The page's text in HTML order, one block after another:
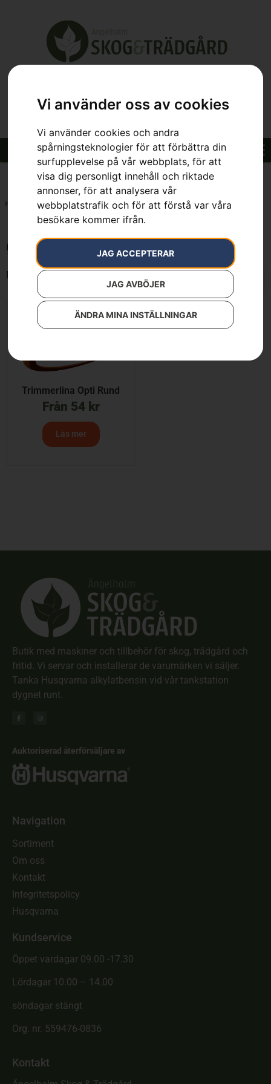
Vi använder oss av cookies
Vi använder cookies och andra
spårningsteknologier för att förbättra din
surfupplevelse på vår webbplats, för att
visa dig personligt innehåll och riktade
annonser, för att analysera vår
webbplatstrafik och för att förstå var våra
besökare kommer ifrån.
JAG ACCEPTERAR
JAG AVBÖJER
ÄNDRA MINA INSTÄLLNINGAR
Hem Ø3,0mm, 637m
Ø3,0mm, 637m
Endast ett sökresultat
Trimmerlina Opti Rund
Från 54 kr
Läs mer
Butik med maskiner och tillbehör för skog, trädgård och
fritid. Vi servar och installerar de varumärken vi säljer.
Tanka Husqvarna alkylatbensin vid vår tankstation
dygnet runt.
Auktoriserad återförsäljare av
Navigation
Sortiment
Om oss
Kontakt
Integritetspolicy
Husqvarna
Kundservice
Öppet vardagar 09.00 -17.30
Lördagar 10.00 – 14.00
söndagar stängt
Org. nr. 559476-0836
Kontakt